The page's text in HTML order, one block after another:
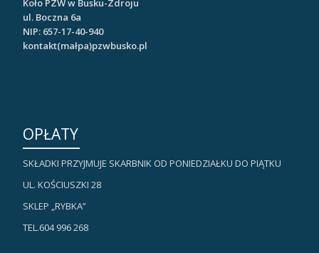
Koło PZW w Busku-Zdroju
ul. Boczna 6a
NIP: 657-17-40-940
kontakt(małpa)pzwbusko.pl
OPŁATY
SKŁADKI PRZYJMUJE SKARBNIK OD PONIEDZIAŁKU DO PIĄTKU
UL. KOŚCIUSZKI 28
SKLEP „RYBKA”
TEL.604 996 268